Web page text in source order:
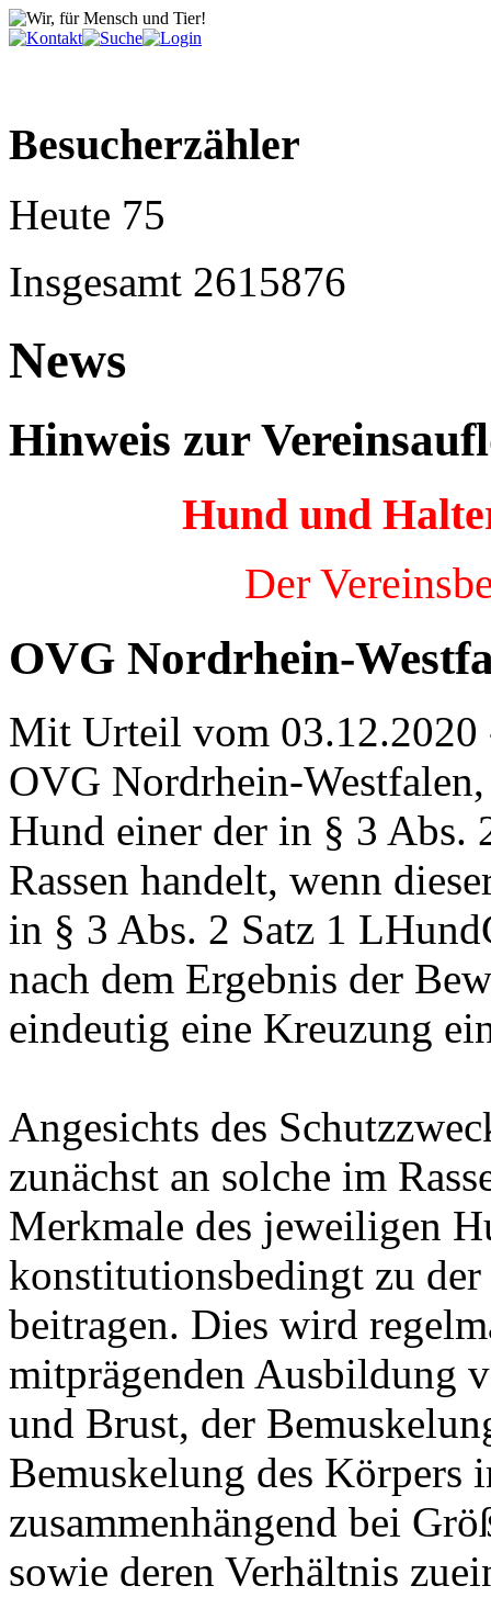
Besucherzähler
Heute 75
Insgesamt 2615876
News
Hinweis zur
Hund und
Der
OVG Nordrhein-
Mit Urteil vom 03.12.2020
OVG Nordrhein-
Hund einer der in § 3 Abs.
Rassen handelt, wenn
in § 3 Abs. 2 Satz 1
nach dem Ergebnis der
eindeutig eine Kreuzung
Angesichts des
zunächst an solche im
Merkmale des jeweiligen
konstitutionsbedingt zu
beitragen. Dies wird
mitprägenden Ausbildung
und Brust, der
Bemuskelung des Körpers
zusammenhängend bei
sowie deren Verhältnis
watch?